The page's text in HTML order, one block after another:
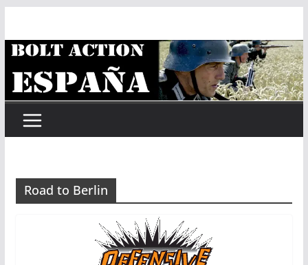
contenido
Road to Berlin